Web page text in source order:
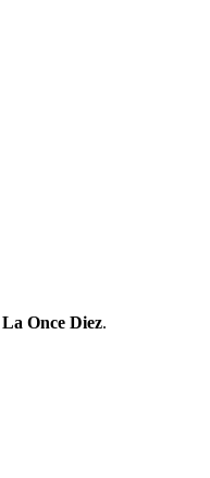
La Once Diez.